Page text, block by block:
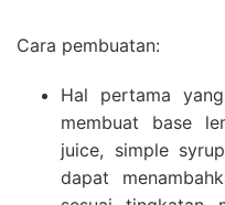
Cara pembuatan:
Hal pertama
membuat base
juice, simple
dapat